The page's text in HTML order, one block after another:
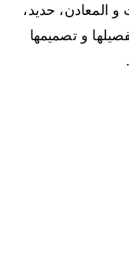
المعادن، حديد،
و تصميمها